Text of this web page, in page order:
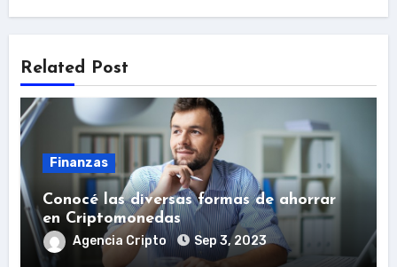
Related Post
Finanzas
Conocé las diversas formas de ahorrar
en Criptomonedas
Agencia Cripto Sep 3, 2023